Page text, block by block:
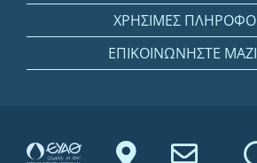
ΧΡΗΣΙΜΕΣ
ΕΠΙΚΟΙΝΩΝΗΣΤΕ